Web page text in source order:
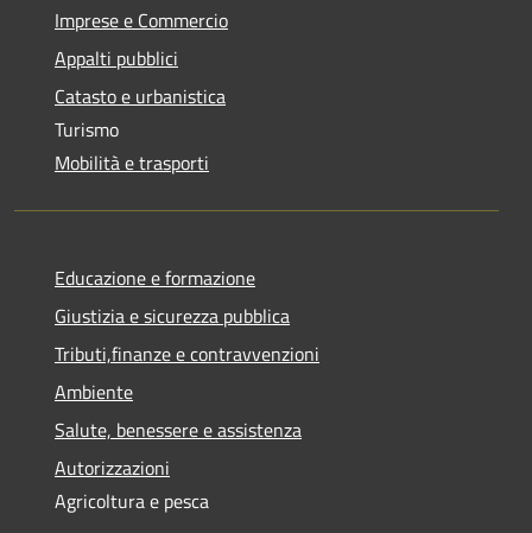
Imprese e Commercio
Appalti pubblici
Catasto e urbanistica
Turismo
Mobilità e trasporti
Educazione e formazione
Giustizia e sicurezza pubblica
Tributi,finanze e contravvenzioni
Ambiente
Salute, benessere e assistenza
Autorizzazioni
Agricoltura e pesca